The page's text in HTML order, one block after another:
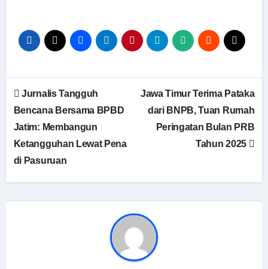
Navigasi
pos
Jurnalis Tangguh
Bencana Bersama BPBD
Jatim: Membangun
Ketangguhan Lewat Pena
di Pasuruan
Jawa Timur Terima Pataka
dari BNPB, Tuan Rumah
Peringatan Bulan PRB
Tahun 2025